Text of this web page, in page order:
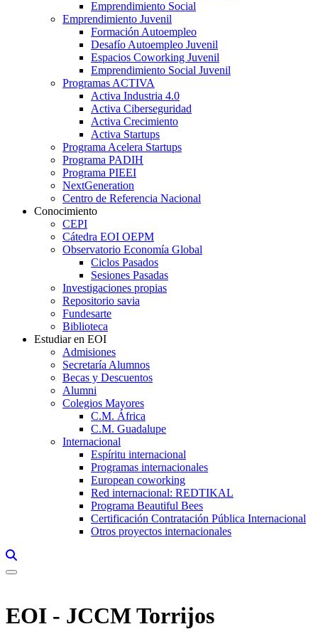
Emprendimiento Social
Emprendimiento Juvenil
Formación Autoempleo
Desafío Autoempleo Juvenil
Espacios Coworking Juvenil
Emprendimiento Social Juvenil
Programas ACTIVA
Activa Industria 4.0
Activa Ciberseguridad
Activa Crecimiento
Activa Startups
Programa Acelera Startups
Programa PADIH
Programa PIEEI
NextGeneration
Centro de Referencia Nacional
Conocimiento
CEPI
Cátedra EOI OEPM
Observatorio Economía Global
Ciclos Pasados
Sesiones Pasadas
Investigaciones propias
Repositorio savia
Fundesarte
Biblioteca
Estudiar en EOI
Admisiones
Secretaría Alumnos
Becas y Descuentos
Alumni
Colegios Mayores
C.M. África
C.M. Guadalupe
Internacional
Espíritu internacional
Programas internacionales
European coworking
Red internacional: REDTIKAL
Programa Beautiful Bees
Certificación Contratación Pública Internacional
Otros proyectos internacionales
EOI - JCCM Torrijos